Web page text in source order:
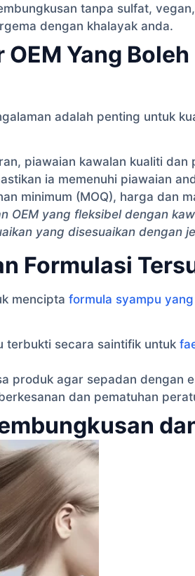
tanpa sulfat,
dengan khalayak anda.
Yang Boleh
adalah penting untuk
piawaian kawalan kualiti dan
ia memenuhi piawaian
minimum (MOQ), harga dan
OEM yang fleksibel dengan
yang disesuaikan dengan
Formulasi
mencipta formula syampu
terbukti secara saintifik untuk
produk agar sepadan dengan
dan pematuhan